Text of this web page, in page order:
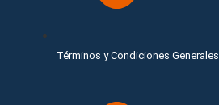
Términos y Condiciones Generales